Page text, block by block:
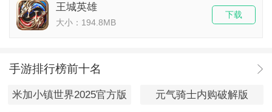
王城英雄
大小：194.8MB
下载
手游排行榜前十名
米加小镇世界2025官方版 元气骑士内购破解版